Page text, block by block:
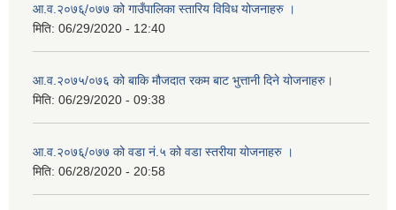
आ.व.२०७६्/०७७ को गाउँपालिका स्तारिय विविध योजनाहरु ।
मिति: 06/29/2020 - 12:40
आ.व.२०७५/०७६ को बाकि मौजदात रकम बाट भुत्तानी दिने योजनाहरु।
मिति: 06/29/2020 - 09:38
आ.व.२०७६्/०७७ को वडा नं.५ को वडा स्तरीया योजनाहरु ।
मिति: 06/28/2020 - 20:58